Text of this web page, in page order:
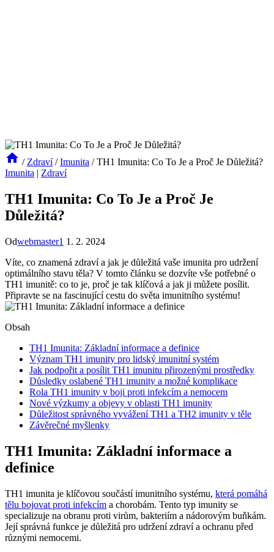
/ Zdraví / Imunita / TH1 Imunita: Co To Je a Proč Je Důležitá?
Imunita | Zdraví
TH1 Imunita: Co To Je a Proč Je
Důležitá?
Odwebmaster1 1. 2. 2024
Víte, co znamená zdraví a jak je důležitá vaše imunita pro udržení
optimálního stavu těla? V tomto článku se dozvíte vše potřebné o
TH1 imunitě: co to je, proč je tak klíčová a jak ji můžete posílit.
Připravte se na fascinující cestu do světa imunitního systému!
Obsah
TH1 Imunita: Základní informace a definice
Význam TH1 imunity pro lidský imunitní systém
Jak podpořit a posílit TH1 imunitu přirozenými prostředky
Důsledky oslabené TH1 imunity a možné komplikace
Rola TH1 imunity v boji proti infekcím a nemocem
Nové výzkumy a objevy v oblasti TH1 imunity
Důležitost správného vyvážení TH1 a TH2 imunity v těle
Závěrečné myšlenky
TH1 Imunita: Základní informace a
definice
TH1 imunita je klíčovou součástí imunitního systému, která pomáhá
tělu bojovat proti infekcím a chorobám. Tento typ imunity se
specializuje na obranu proti virům, bakteriím a nádorovým buňkám.
Její správná funkce je důležitá pro udržení zdraví a ochranu před
různými nemocemi.